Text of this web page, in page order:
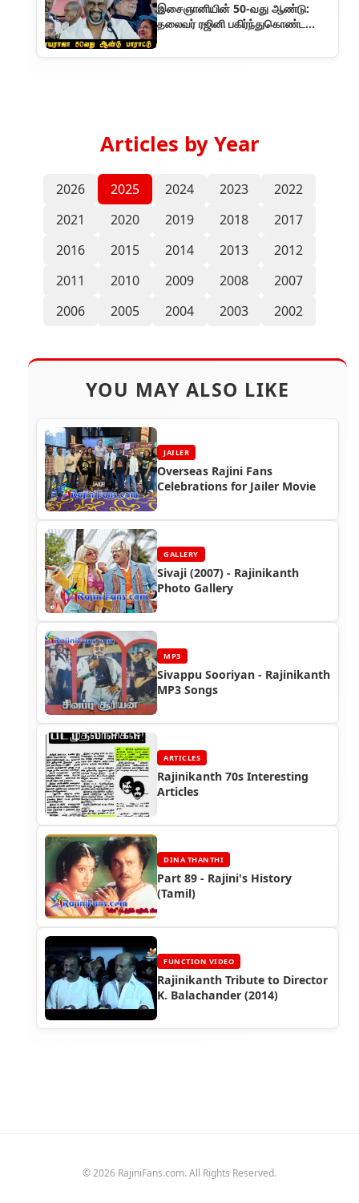
இசைஞானியின் 50-வது ஆண்டு:
தலைவர் ரஜினி பகிர்ந்துகொண்ட
Articles by Year
2026 2025 2024 2023
2022
2021
2020 2019 2018
2017
2016
2015 2014 2013
2012
2011
2010 2009 2008
2007
2006
2005 2004 2003 2002
YOU MAY ALSO LIKE
JAILER
Overseas Rajini Fans
Celebrations for Jailer Movie
GALLERY
Sivaji (2007) - Rajinikanth
Photo Gallery
MP3
Sivappu Sooriyan - Rajinikanth
MP3 Songs
ARTICLES
Rajinikanth 70s Interesting
Articles
DINA THANTHI
Part 89 - Rajini's History
(Tamil)
FUNCTION VIDEO
Rajinikanth Tribute to Director
K. Balachander (2014)
© 2026 RajiniFans.com. All Rights Reserved.